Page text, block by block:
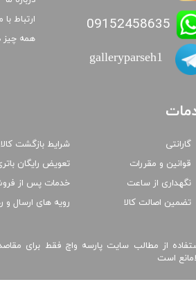
09152458635
از مطالب سایت پارسه واچ فقط برای
است
گارانتی
قوانین و مقررات
نگهداری از ساعت
تضمین اصالت کالا
ارتباط با
همه چیز
galleryparseh1
شرایط بازگشت کالا
تعویض رایگان
خدمات پس از
رویه های ارسال و